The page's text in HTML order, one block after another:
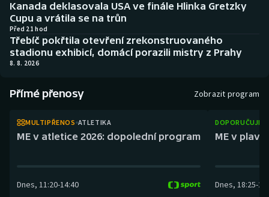
Basketbal
Biatlon
Curling
Dostihy
Aplikace ČT sport
AZ kvíz
Kanada deklasovala USA ve finále Hlinka Gretzky
Cupu a vrátila se na trůn
Před 21 hod
Třebíč pokřtila otevření zrekonstruovaného
stadionu exhibicí, domácí porazili mistry z Prahy
8. 8. 2026
Přímé přenosy Zobrazit program
MULTIPŘENOS ATLETIKA
ME v atletice 2026: dopolední program
Dnes, 11:20-14:40
ME v
Dnes, 18:25-